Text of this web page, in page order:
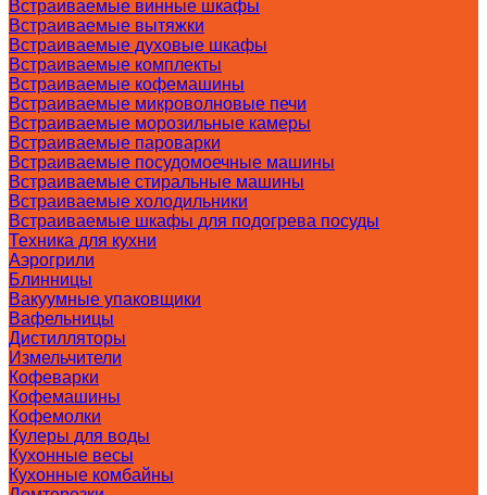
Встраиваемые винные шкафы
Встраиваемые вытяжки
Встраиваемые духовые шкафы
Встраиваемые комплекты
Встраиваемые кофемашины
Встраиваемые микроволновые печи
Встраиваемые морозильные камеры
Встраиваемые пароварки
Встраиваемые посудомоечные машины
Встраиваемые стиральные машины
Встраиваемые холодильники
Встраиваемые шкафы для подогрева посуды
Техника для кухни
Аэрогрили
Блинницы
Вакуумные упаковщики
Вафельницы
Дистилляторы
Измельчители
Кофеварки
Кофемашины
Кофемолки
Кулеры для воды
Кухонные весы
Кухонные комбайны